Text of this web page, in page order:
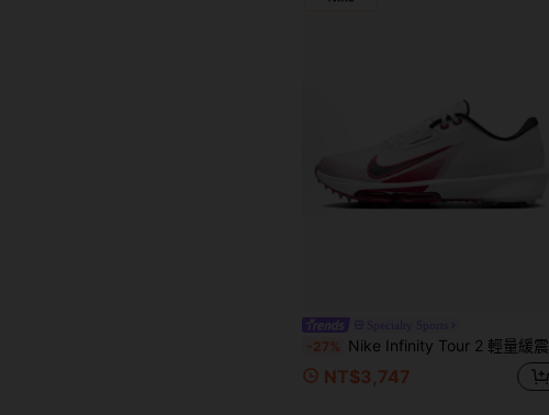
-27% Nike Infinity Tour 2 輕量緩震舒適高爾夫球鞋 FD0217-101
NT$3,747